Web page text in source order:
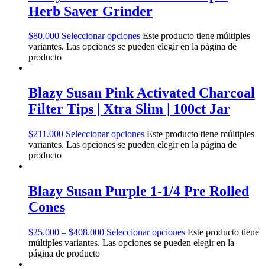
Herb Saver Grinder
$80.000 Seleccionar opciones Este producto tiene múltiples
variantes. Las opciones se pueden elegir en la página de
producto
Blazy Susan Pink Activated Charcoal
Filter Tips | Xtra Slim | 100ct Jar
$211.000 Seleccionar opciones Este producto tiene múltiples
variantes. Las opciones se pueden elegir en la página de
producto
Blazy Susan Purple 1-1/4 Pre Rolled
Cones
$25.000 – $408.000 Seleccionar opciones Este producto tiene
múltiples variantes. Las opciones se pueden elegir en la
página de producto